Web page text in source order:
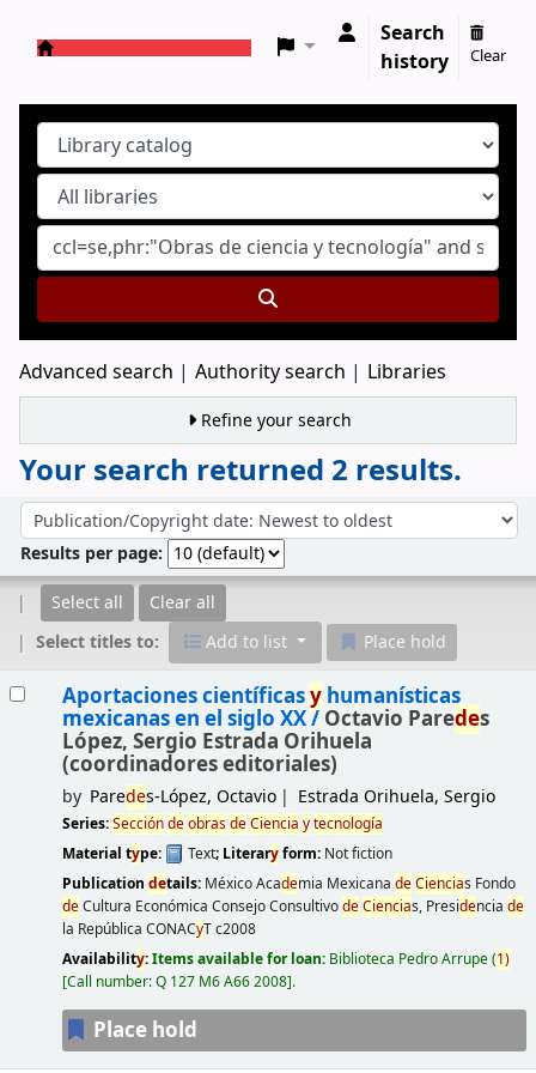
Search
history
Clear
Advanced search Authority search Libraries
Refine your search
Your search returned 2 results.
Sort by:
Results per page:
Select all
Clear all
Select titles to:
Add to list Place hold
Aportaciones científicasyhumanísticas
mexicanas en el siglo XX /Octavio Paredes
López, Sergio Estrada Orihuela
(coordinadores editoriales)
by Paredes-López, Octavio Estrada Orihuela, Sergio
Series:SeccióndeobrasdeCiencia ytecnología
Material type: Text; Literaryform: Not fiction
Publication details: MéxicoAcademia Mexicana deCiencias Fondo
deCultura Económica Consejo ConsultivodeCiencias, Presidencia de
la República CONACyTc2008
Availability:Items available for loan: Biblioteca Pedro Arrupe(1)
Call number:Q 127 M6 A66 2008 .
Place hold